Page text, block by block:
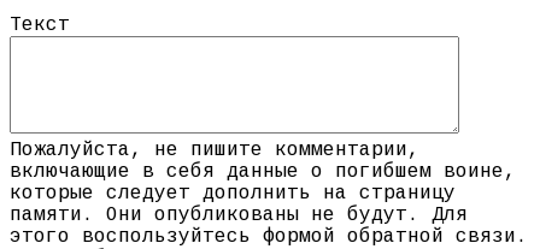
Текст
Пожалуйста, не пишите комментарии,
включающие в себя данные о погибшем воине,
которые следует дополнить на страницу
памяти. Они опубликованы не будут. Для
этого воспользуйтесь формой обратной связи.